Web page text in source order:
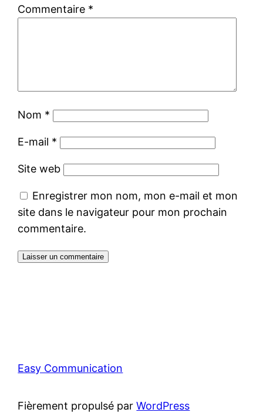
Commentaire *
Nom *
E-mail *
Site web
Enregistrer mon nom, mon e-mail et mon
site dans le navigateur pour mon prochain
commentaire.
Easy Communication
Fièrement propulsé parWordPress